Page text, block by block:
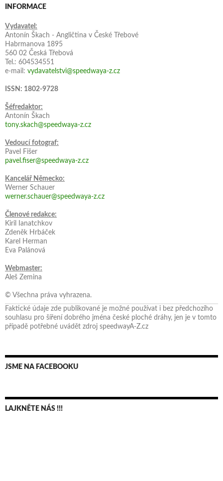
INFORMACE
Vydavatel:
Antonín Škach - Angličtina v České Třebové
Habrmanova 1895
560 02 Česká Třebová
Tel.: 604534551
e-mail: vydavatelstvi@speedwaya-z.cz
ISSN: 1802-9728
Šéfredaktor:
Antonín Škach
tony.skach@speedwaya-z.cz
Vedoucí fotograf:
Pavel Fišer
pavel.fiser@speedwaya-z.cz
Kancelář Německo:
Werner Schauer
werner.schauer@speedwaya-z.cz
Členové redakce:
Kiril Ianatchkov
Zdeněk Hrbáček
Karel Herman
Eva Palánová
Webmaster:
Aleš Zemina
© Všechna práva vyhrazena.
Faktické údaje zde publikované je možné používat i bez předchozího
souhlasu pro šíření dobrého jména české ploché dráhy, jen je v tomto
případě potřebné uvádět zdroj speedwayA-Z.cz
JSME NA FACEBOOKU
LAJKNĚTE NÁS !!!